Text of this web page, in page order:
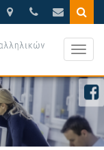
210.3388270
Βησσαρίωνος